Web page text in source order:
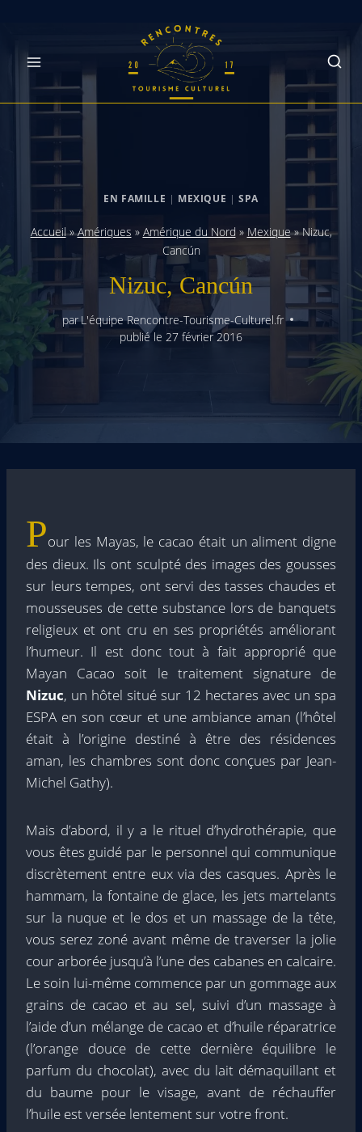
EN FAMILLE | MEXIQUE | SPA
Accueil»Amériques » Amérique du Nord» Mexique»Nizuc,
Cancún
Nizuc, Cancún
parL'équipe Rencontre-Tourisme-Culturel.fr
publié le 27 février 2016
Pour les Mayas, le cacao était un aliment digne
des dieux. Ils ont sculpté des images des gousses
sur leurs tempes, ont servi des tasses chaudes et
mousseuses de cette substance lors de banquets
religieux et ont cru en ses propriétés améliorant
l’humeur. Il est donc tout à fait approprié que
Mayan Cacao soit le traitement signature de
Nizuc, un hôtel situé sur 12 hectares avec un spa
ESPA en son cœur et une ambiance aman (l’hôtel
était à l’origine destiné à être des résidences
aman, les chambres sont donc conçues par Jean-
Michel Gathy).
Mais d’abord, il y a le rituel d’hydrothérapie, que
vous êtes guidé par le personnel qui communique
discrètement entre eux via des casques. Après le
hammam, la fontaine de glace, les jets martelants
sur la nuque et le dos et un massage de la tête,
vous serez zoné avant même de traverser la jolie
cour arborée jusqu’à l’une des cabanes en calcaire.
Le soin lui-même commence par un gommage aux
grains de cacao et au sel, suivi d’un massage à
l’aide d’un mélange de cacao et d’huile réparatrice
(l’orange douce de cette dernière équilibre le
parfum du chocolat), avec du lait démaquillant et
du baume pour le visage, avant de réchauffer
l’huile est versée lentement sur votre front.